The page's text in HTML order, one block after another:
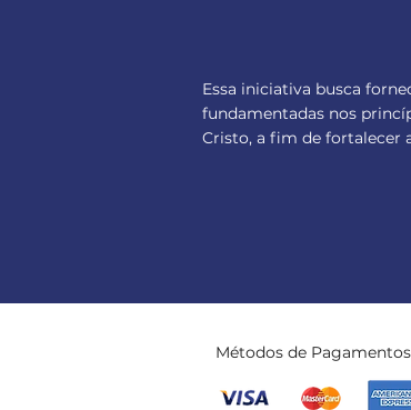
Essa iniciativa busca
fundamentadas nos
Cristo, a fim de fortalecer
Métodos de